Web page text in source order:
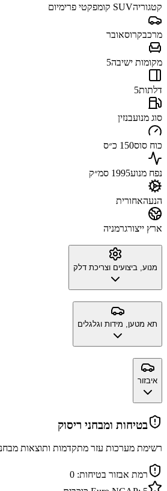
קטגוריהSUV קומפקטי פרימיום
מרכבקרוסאובר
מקומות ישיבה5
דלתות5
סוג מנועבנזין
כוח סוס150 כ״ס
נפח מנוע1995 סמ״ק
הנעהאחורית
ארץ ייצורגרמניה
מנוע, ביצועים וצריכת דלק
תא מטען, מידות וגלגלים
איבזור
בטיחות ומבחני ריסוק
רשימת מערכות עזר מתקדמות ותוצאות
רמת אבזור בטיחות: 0